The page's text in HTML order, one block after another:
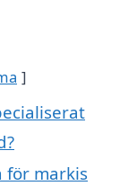
för markis